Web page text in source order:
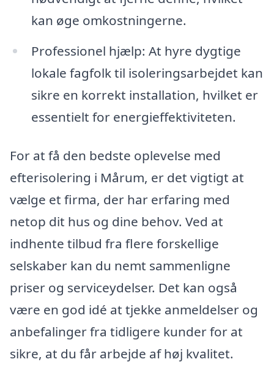
kan øge omkostningerne.
Professionel hjælp: At hyre dygtige
lokale fagfolk til isoleringsarbejdet kan
sikre en korrekt installation, hvilket er
essentielt for energieffektiviteten.
For at få den bedste oplevelse med
efterisolering i Mårum, er det vigtigt at
vælge et firma, der har erfaring med
netop dit hus og dine behov. Ved at
indhente tilbud fra flere forskellige
selskaber kan du nemt sammenligne
priser og serviceydelser. Det kan også
være en god idé at tjekke anmeldelser og
anbefalinger fra tidligere kunder for at
sikre, at du får arbejde af høj kvalitet.